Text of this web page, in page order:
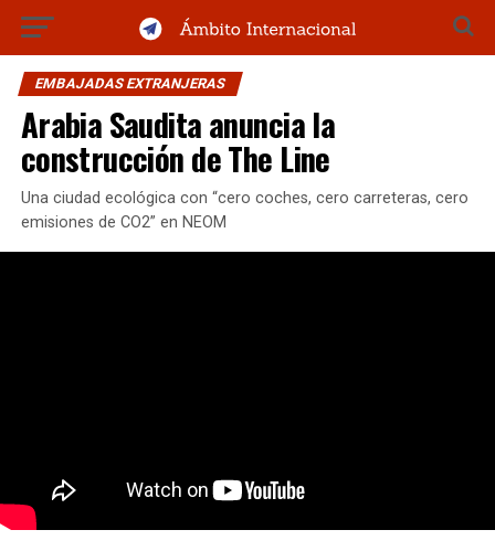
EMBAJADAS EXTRANJERAS
Arabia Saudita anuncia la
construcción de The Line
Una ciudad ecológica con “cero coches, cero carreteras, cero
emisiones de CO2” en NEOM